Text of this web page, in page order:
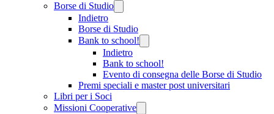
Borse di Studio
Indietro
Borse di Studio
Bank to school!
Indietro
Bank to school!
Evento di consegna delle Borse di Studio
Premi speciali e master post universitari
Libri per i Soci
Missioni Cooperative